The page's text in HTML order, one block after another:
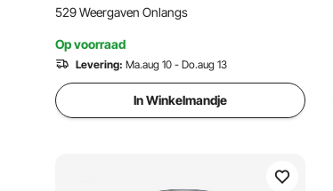
529 Weergaven Onlangs
Op voorraad
Levering: Ma.aug 10 - Do.aug 13
In Winkelmandje